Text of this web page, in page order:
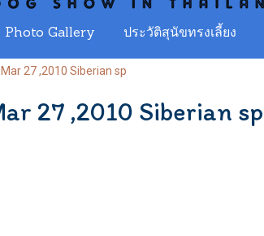
Photo Gallery ประวัติสุนัขทรงเลี้ยง
27 ,2010 Siberian sp
27 ,2010 Siberian sp